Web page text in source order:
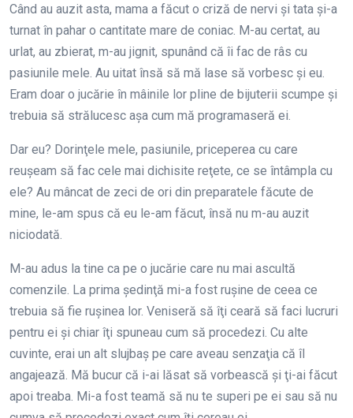
Când au auzit asta, mama a făcut o criză de nervi şi tata şi-a
turnat în pahar o cantitate mare de coniac. M-au certat, au
urlat, au zbierat, m-au jignit, spunând că îi fac de râs cu
pasiunile mele. Au uitat însă să mă lase să vorbesc şi eu.
Eram doar o jucărie în mâinile lor pline de bijuterii scumpe şi
trebuia să strălucesc aşa cum mă programaseră ei.
Dar eu? Dorinţele mele, pasiunile, priceperea cu care
reuşeam să fac cele mai dichisite reţete, ce se întâmpla cu
ele? Au mâncat de zeci de ori din preparatele făcute de
mine, le-am spus că eu le-am făcut, însă nu m-au auzit
niciodată.
M-au adus la tine ca pe o jucărie care nu mai ascultă
comenzile. La prima şedinţă mi-a fost ruşine de ceea ce
trebuia să fie ruşinea lor. Veniseră să îţi ceară să faci lucruri
pentru ei şi chiar îţi spuneau cum să procedezi. Cu alte
cuvinte, erai un alt slujbaş pe care aveau senzaţia că îl
angajează. Mă bucur că i-ai lăsat să vorbească şi ţi-ai făcut
apoi treaba. Mi-a fost teamă să nu te superi pe ei sau să nu